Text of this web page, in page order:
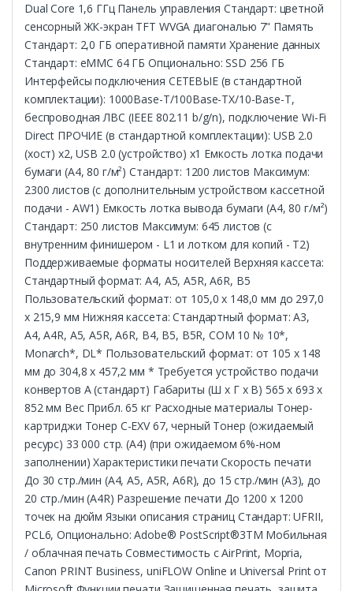
Dual Core 1,6 ГГц Панель управления Стандарт: цветной
сенсорный ЖК-экран TFT WVGA диагональю 7" Память
Стандарт: 2,0 ГБ оперативной памяти Хранение данных
Стандарт: eMMC 64 ГБ Опционально: SSD 256 ГБ
Интерфейсы подключения СЕТЕВЫЕ (в стандартной
комплектации): 1000Base-T/100Base-TX/10-Base-T,
беспроводная ЛВС (IEEE 802.11 b/g/n), подключение Wi-Fi
Direct ПРОЧИЕ (в стандартной комплектации): USB 2.0
(хост) x2, USB 2.0 (устройство) x1 Емкость лотка подачи
бумаги (A4, 80 г/м²) Стандарт: 1200 листов Максимум:
2300 листов (с дополнительным устройством кассетной
подачи - AW1) Емкость лотка вывода бумаги (A4, 80 г/м²)
Стандарт: 250 листов Максимум: 645 листов (с
внутренним финишером - L1 и лотком для копий - T2)
Поддерживаемые форматы носителей Верхняя кассета:
Стандартный формат: A4, A5, A5R, A6R, B5
Пользовательский формат: от 105,0 x 148,0 мм до 297,0
x 215,9 мм Нижняя кассета: Стандартный формат: A3,
A4, A4R, A5, A5R, A6R, B4, B5, B5R, COM 10 № 10*,
Monarch*, DL* Пользовательский формат: от 105 x 148
мм до 304,8 x 457,2 мм * Требуется устройство подачи
конвертов A (стандарт) Габариты (Ш x Г x В) 565 x 693 x
852 мм Вес Прибл. 65 кг Расходные материалы Тонер-
картриджи Тонер C-EXV 67, черный Тонер (ожидаемый
ресурс) 33 000 стр. (A4) (при ожидаемом 6%-ном
заполнении) Характеристики печати Скорость печати
До 30 стр./мин (A4, A5, A5R, A6R), до 15 стр./мин (A3), до
20 стр./мин (A4R) Разрешение печати До 1200 x 1200
точек на дюйм Языки описания страниц Стандарт: UFRII,
PCL6, Опционально: Adobe® PostScript®3TM Мобильная
/ облачная печать Совместимость с AirPrint, Mopria,
Canon PRINT Business, uniFLOW Online и Universal Print от